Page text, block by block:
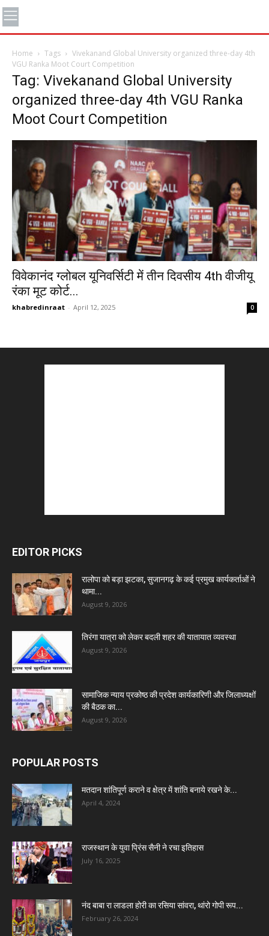
Home Tags
Vivekanand Global University organized three-day 4th
VGU Ranka Moot Court Competition
Tag: Vivekanand Global University
organized three-day 4th VGU Ranka
Moot Court Competition
विवेकानंद ग्लोबल यूनिवर्सिटी में तीन दिवसीय 4th वीजीयू
रंका मूट कोर्ट...
khabredinraat - April 12, 2025 0
EDITOR PICKS
रालोपा को बड़ा झटका, सुजानगढ़ के कई प्रमुख कार्यकर्ताओं ने
थामा...
August 9, 2026
तिरंगा यात्रा को लेकर बदली शहर की यातायात व्यवस्था
August 9, 2026
सामाजिक न्याय प्रकोष्ठ की प्रदेश कार्यकारिणी और जिलाध्यक्षों
की बैठक का...
August 9, 2026
POPULAR POSTS
मतदान शांतिपूर्ण कराने व क्षेत्र में शांति बनाये रखने के...
April 4, 2024
राजस्थान के युवा प्रिंस सैनी ने रचा इतिहास
July 16, 2025
नंद बाबा रा लाडला होरी का रसिया सांवरा, थांरो गोपी रूप...
February 26, 2024